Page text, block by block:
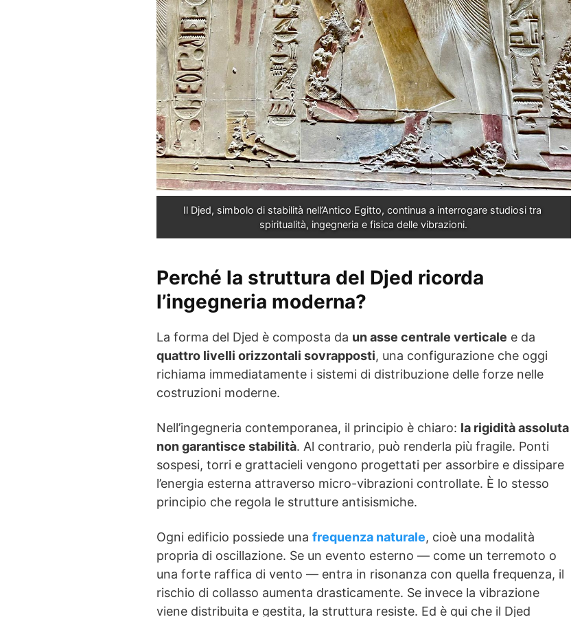
Il Djed, simbolo di stabilità nell’Antico Egitto, continua a interrogare studiosi tra
spiritualità, ingegneria e fisica delle vibrazioni.
Perché la struttura del Djed ricorda
l’ingegneria moderna?
La forma del Djed è composta da un asse centrale verticale e da
quattro livelli orizzontali sovrapposti, una configurazione che oggi
richiama immediatamente i sistemi di distribuzione delle forze nelle
costruzioni moderne.
Nell’ingegneria contemporanea, il principio è chiaro: la rigidità assoluta
non garantisce stabilità. Al contrario, può renderla più fragile. Ponti
sospesi, torri e grattacieli vengono progettati per assorbire e dissipare
l’energia esterna attraverso micro-vibrazioni controllate. È lo stesso
principio che regola le strutture antisismiche.
Ogni edificio possiede una frequenza naturale, cioè una modalità
propria di oscillazione. Se un evento esterno — come un terremoto o
una forte raffica di vento — entra in risonanza con quella frequenza, il
rischio di collasso aumenta drasticamente. Se invece la vibrazione
viene distribuita e gestita, la struttura resiste. Ed è qui che il Djed